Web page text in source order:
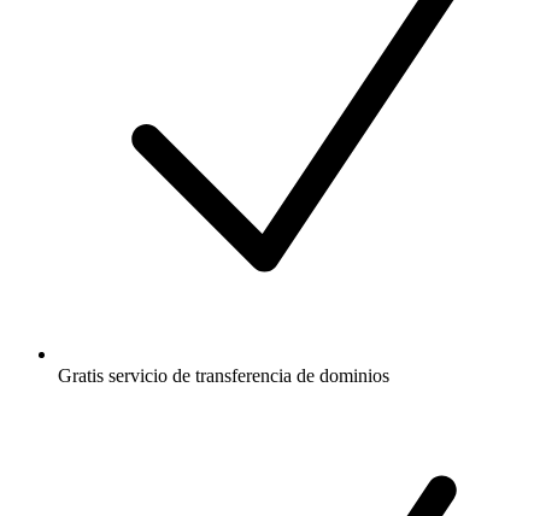
Gratis servicio de transferencia de dominios